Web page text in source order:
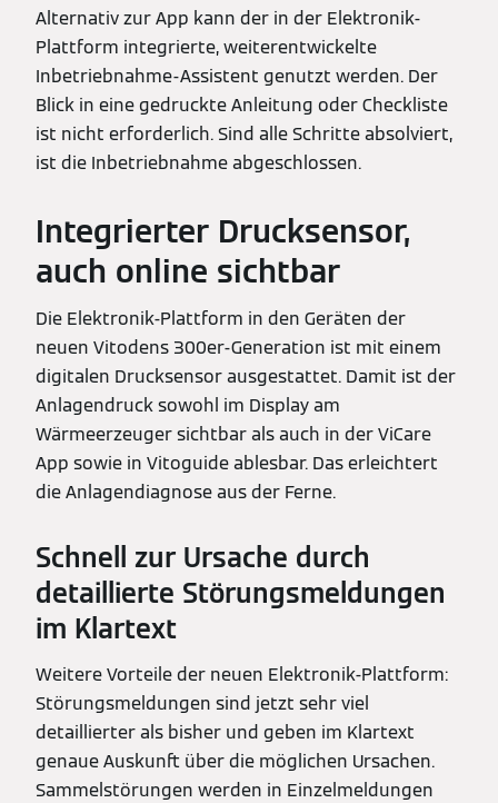
Alternativ zur App kann der in der Elektronik-
Plattform integrierte, weiterentwickelte
Inbetriebnahme-Assistent genutzt werden. Der
Blick in eine gedruckte Anleitung oder Checkliste
ist nicht erforderlich. Sind alle Schritte absolviert,
ist die Inbetriebnahme abgeschlossen.
Integrierter Drucksensor,
auch online sichtbar
Die Elektronik-Plattform in den Geräten der
neuen Vitodens 300er-Generation ist mit einem
digitalen Drucksensor ausgestattet. Damit ist der
Anlagendruck sowohl im Display am
Wärmeerzeuger sichtbar als auch in der ViCare
App sowie in Vitoguide ablesbar. Das erleichtert
die Anlagendiagnose aus der Ferne.
Schnell zur Ursache durch
detaillierte Störungsmeldungen
im Klartext
Weitere Vorteile der neuen Elektronik-Plattform:
Störungsmeldungen sind jetzt sehr viel
detaillierter als bisher und geben im Klartext
genaue Auskunft über die möglichen Ursachen.
Sammelstörungen werden in Einzelmeldungen